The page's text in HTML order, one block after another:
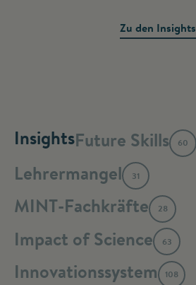
Zu den Insights
InsightsFuture Skills 60
Lehrermangel 31
MINT-Fachkräfte 28
Impact of Science 63
Innovationssystem 108